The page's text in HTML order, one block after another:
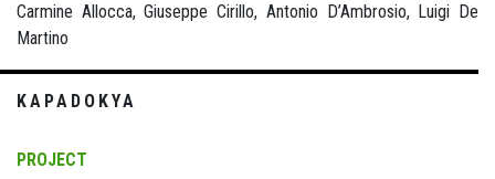
Carmine Allocca, Giuseppe Cirillo, Antonio D’Ambrosio, Luigi De
Martino
KAPADOKYA
PROJECT